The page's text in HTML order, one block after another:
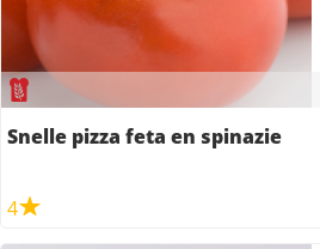
Snelle pizza feta en spinazie
4